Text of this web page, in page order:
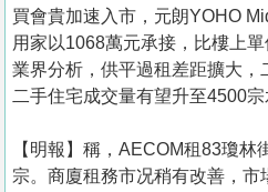
買會貴加速入市，元朗YOHO
用家以1068萬元承接，比樓上
業界分析，供平過租差距擴大，
二手住宅成交量有望升至4500宗
【明報】稱，AECOM租83瓊
宗。商廈租務市况稍有改善，